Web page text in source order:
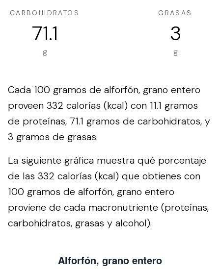
CARBOHIDRATOS
71.1
g
GRASAS
3
g
Cada 100 gramos de alforfón, grano entero
proveen 332 calorías (kcal) con 11.1 gramos
de proteínas, 71.1 gramos de carbohidratos, y
3 gramos de grasas.
La siguiente gráfica muestra qué porcentaje
de las 332 calorías (kcal) que obtienes con
100 gramos de alforfón, grano entero
proviene de cada macronutriente (proteínas,
carbohidratos, grasas y alcohol).